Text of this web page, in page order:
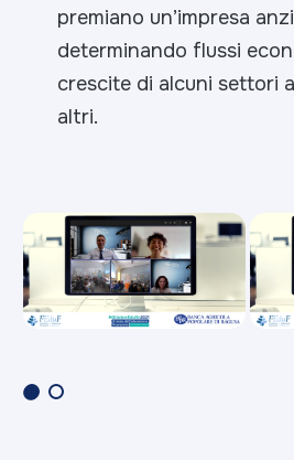
premiano un’impresa
determinando flussi
crescite di alcuni settori
altri.